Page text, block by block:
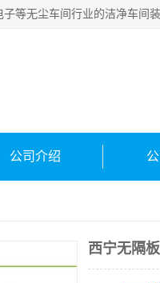
公司介绍
西宁无隔